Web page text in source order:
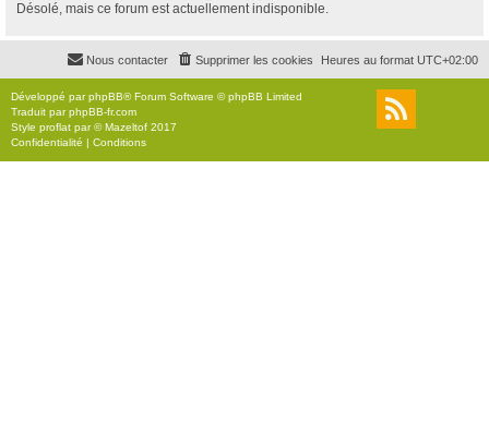
r
c
r
Désolé, mais ce forum est actuellement indisponible.
Heures au format UTC+02:00
Supprimer les cookies
Nous contacter
Développé parphpBB® Forum Software © phpBB Limited
Traduit parphpBB-fr.com
Style proflat par ©Mazeltof 2017
Confidentialité | Conditions